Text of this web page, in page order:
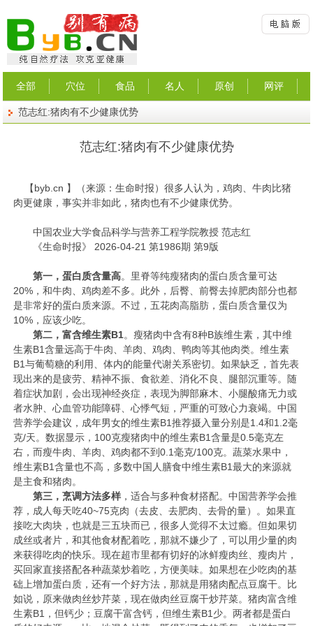
全部 穴位 食品 名人 原创 网评
范志红:猪肉有不少健康优势
范志红:猪肉有不少健康优势
【byb.cn 】（来源：生命时报）很多人认为，鸡肉、牛肉比猪
肉更健康，事实并非如此，猪肉也有不少健康优势。
中国农业大学食品科学与营养工程学院教授 范志红
《生命时报》 2026-04-21 第1986期 第9版
第一，蛋白质含量高。里脊等纯瘦猪肉的蛋白质含量可达
20%，和牛肉、鸡肉差不多。此外，后臀、前臀去掉肥肉部分也都
是非常好的蛋白质来源。不过，五花肉高脂肪，蛋白质含量仅为
10%，应该少吃。
第二，富含维生素B1。瘦猪肉中含有8种B族维生素，其中维
生素B1含量远高于牛肉、羊肉、鸡肉、鸭肉等其他肉类。维生素
B1与葡萄糖的利用、体内的能量代谢关系密切。如果缺乏，首先表
现出来的是疲劳、精神不振、食欲差、消化不良、腿部沉重等。随
着症状加剧，会出现神经炎症，表现为脚部麻木、小腿酸痛无力或
者水肿、心血管功能障碍、心悸气短，严重的可致心力衰竭。中国
营养学会建议，成年男女的维生素B1推荐摄入量分别是1.4和1.2毫
克/天。数据显示，100克瘦猪肉中的维生素B1含量是0.5毫克左
右，而瘦牛肉、羊肉、鸡肉都不到0.1毫克/100克。蔬菜水果中，
维生素B1含量也不高，多数中国人膳食中维生素B1最大的来源就
是主食和猪肉。
第三，烹调方法多样 ，适合与多种食材搭配。中国营养学会推
荐，成人每天吃40~75克肉（去皮、去肥肉、去骨的量）。如果直
接吃大肉块，也就是三五块而已，很多人觉得不太过瘾。但如果切
成丝或者片，和其他食材配着吃，那就不嫌少了，可以用少量的肉
来获得吃肉的快乐。现在超市里都有切好的冰鲜瘦肉丝、瘦肉片，
买回家直接搭配各种蔬菜炒着吃，方便美味。如果想在少吃肉的基
础上增加蛋白质，还有一个好方法，那就是用猪肉配点豆腐干。比
如说，原来做肉丝炒芹菜，现在做肉丝豆腐干炒芹菜。猪肉富含维
生素B1，但钙少；豆腐干富含钙，但维生素B1少。两者都是蛋白